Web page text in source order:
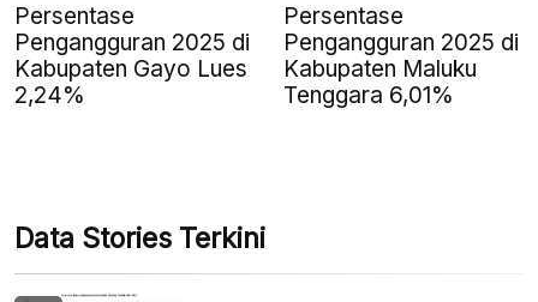
Persentase
Pengangguran 2025 di
Kabupaten Gayo Lues
2,24%
Persentase
Pengangguran 2025 di
Kabupaten Maluku
Tenggara 6,01%
Data Stories Terkini